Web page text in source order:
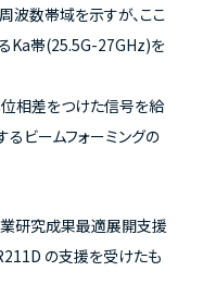
波数帯域を示すが、ここ
Ka帯(25.5G-27GHz)を
位相差をつけた信号を給
ビームフォーミングの
研究成果最適展開支援
の支援を受けたも